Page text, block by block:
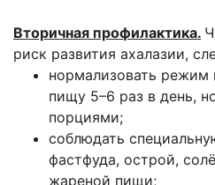
Вторичная профилактика.
риск развития ахалазии,
нормализовать
пищу 5–6 раз в день,
порциями;
соблюдать
фастфуда, острой,
жареной пищи;